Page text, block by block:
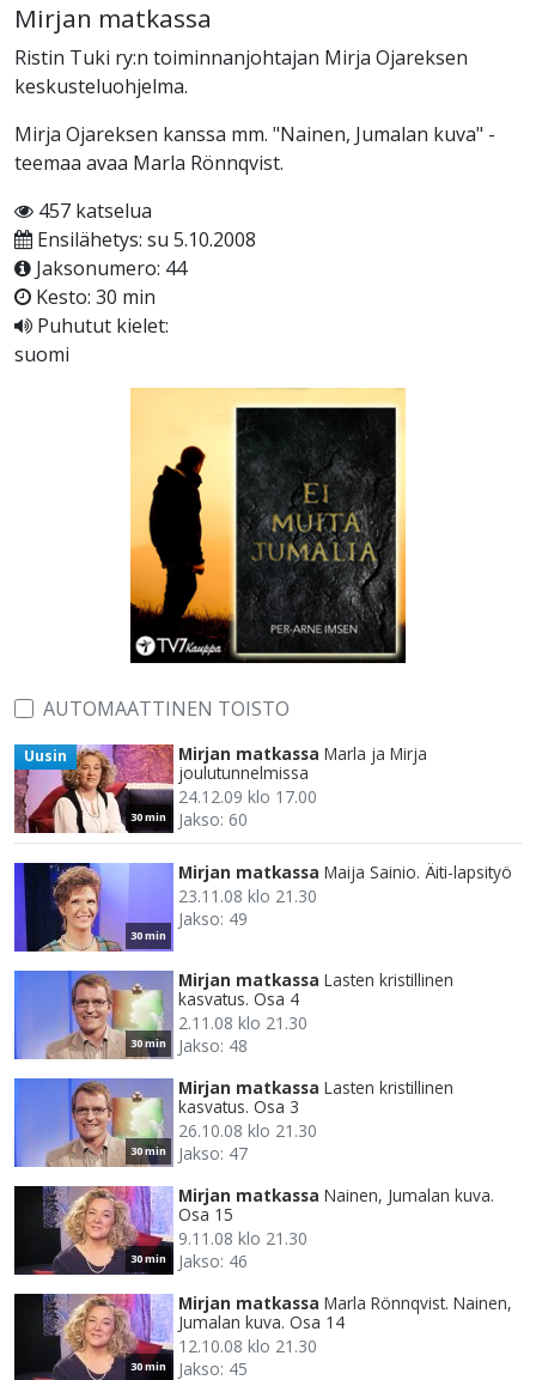
Mirjan matkassa
Ristin Tuki ry:n toiminnanjohtajan Mirja Ojareksen
keskusteluohjelma.
Mirja Ojareksen kanssa mm. "Nainen, Jumalan kuva" -
teemaa avaa Marla Rönnqvist.
457 katselua
Ensilähetys: su 5.10.2008
Jaksonumero: 44
Kesto: 30 min
Puhutut kielet:
suomi
AUTOMAATTINEN TOISTO
30 min
Uusin Mirjan matkassa Marla ja Mirja
joulutunnelmissa
24.12.09 klo 17.00
Jakso: 60
30 min
Mirjan matkassa Maija Sainio. Äiti-lapsityö
23.11.08 klo 21.30
Jakso: 49
30 min
Mirjan matkassa Lasten kristillinen
kasvatus. Osa 4
2.11.08 klo 21.30
Jakso: 48
30 min
Mirjan matkassa Lasten kristillinen
kasvatus. Osa 3
26.10.08 klo 21.30
Jakso: 47
30 min
Mirjan matkassa Nainen, Jumalan kuva.
Osa 15
9.11.08 klo 21.30
Jakso: 46
30 min
Mirjan matkassa Marla Rönnqvist. Nainen,
Jumalan kuva. Osa 14
12.10.08 klo 21.30
Jakso: 45